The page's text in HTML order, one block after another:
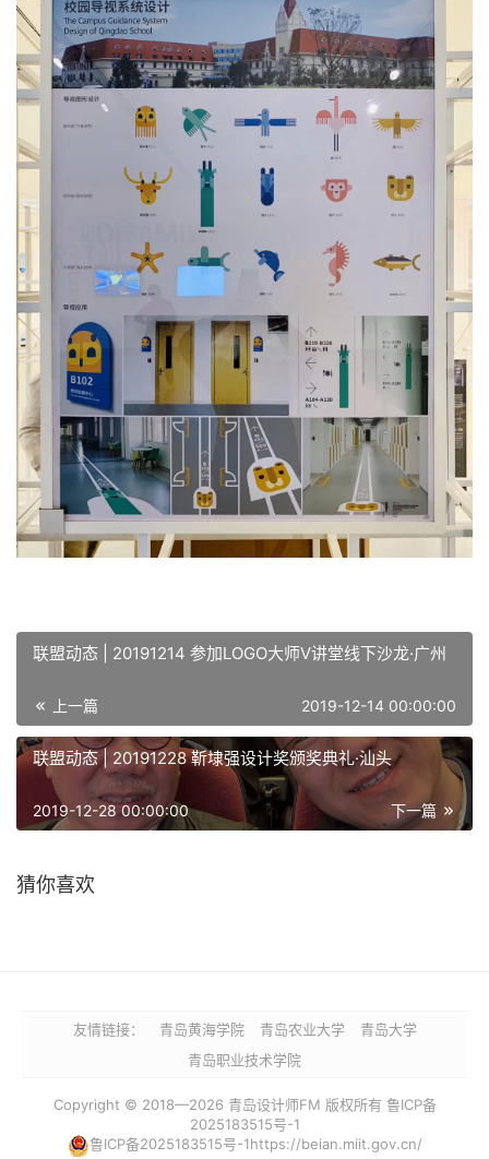
联盟动态 | 20191214 参加LOGO大师V讲堂线下沙龙·广州
上一篇 2019-12-14 00:00:00
联盟动态 | 20191228 靳埭强设计奖颁奖典礼·汕头
下一篇
2019-12-28 00:00:00
猜你喜欢
友情链接： 青岛黄海学院 青岛农业大学
青岛大学
青岛职业技术学院
Copyright © 2018—2026 青岛设计师FM 版权所有 鲁ICP备
2025183515号-1
鲁ICP备2025183515号-1https://beian.miit.gov.cn/